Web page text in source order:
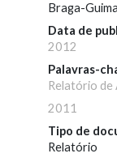
Braga-
Data de
2012
Palavras-
Relatório de
2011
Tipo de
Relatório